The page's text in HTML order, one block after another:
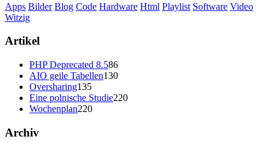
Apps Bilder Blog Code Hardware Html Playlist Software Video
Witzig
Artikel
PHP Deprecated 8.586
AIO geile Tabellen130
Oversharing135
Eine polnische Studie220
Wochenplan220
Archiv